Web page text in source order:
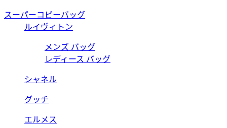
スーパーコピーバッグ
ルイヴィトン
メンズ バッグ
レディース バッグ
シャネル
グッチ
エルメス